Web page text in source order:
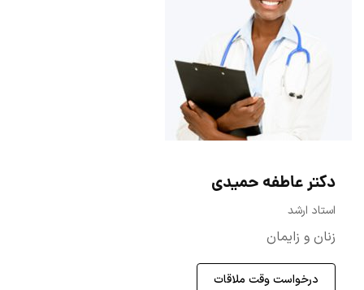
دکتر عاطفه حمیدی
استاد ارشد
زنان و زایمان
درخواست وقت ملاقات